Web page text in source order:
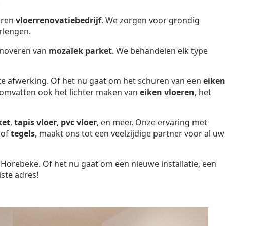
vloerrenovatiebedrijf. We zorgen voor grondig
van mozaïek parket. We behandelen elk type
afwerking. Of het nu gaat om het schuren van een eiken
ook het lichter maken van eiken vloeren, het
, tapis vloer, pvc vloer, en meer. Onze ervaring met
oftegels, maakt ons tot een veelzijdige partner voor al uw
Of het nu gaat om een nieuwe installatie, een
adres!